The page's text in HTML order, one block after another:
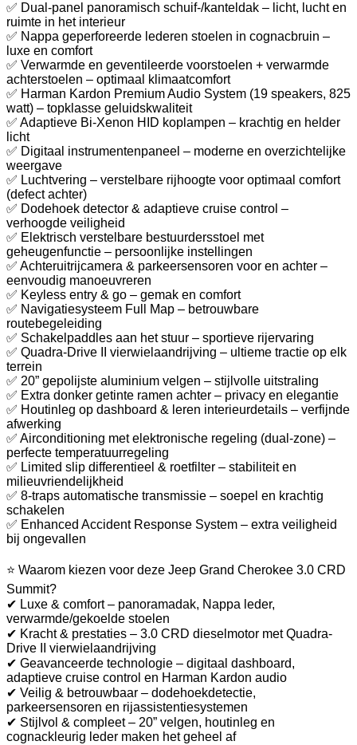
✅ Dual-panel panoramisch schuif-/kanteldak – licht, lucht en
ruimte in het interieur
✅ Nappa geperforeerde lederen stoelen in cognacbruin –
luxe en comfort
✅ Verwarmde en geventileerde voorstoelen + verwarmde
achterstoelen – optimaal klimaatcomfort
✅ Harman Kardon Premium Audio System (19 speakers, 825
watt) – topklasse geluidskwaliteit
✅ Adaptieve Bi-Xenon HID koplampen – krachtig en helder
licht
✅ Digitaal instrumentenpaneel – moderne en overzichtelijke
weergave
✅ Luchtvering – verstelbare rijhoogte voor optimaal comfort
(defect achter)
✅ Dodehoek detector & adaptieve cruise control –
verhoogde veiligheid
✅ Elektrisch verstelbare bestuurdersstoel met
geheugenfunctie – persoonlijke instellingen
✅ Achteruitrijcamera & parkeersensoren voor en achter –
eenvoudig manoeuvreren
✅ Keyless entry & go – gemak en comfort
✅ Navigatiesysteem Full Map – betrouwbare
routebegeleiding
✅ Schakelpaddles aan het stuur – sportieve rijervaring
✅ Quadra-Drive II vierwielaandrijving – ultieme tractie op elk
terrein
✅ 20” gepolijste aluminium velgen – stijlvolle uitstraling
✅ Extra donker getinte ramen achter – privacy en elegantie
✅ Houtinleg op dashboard & leren interieurdetails – verfijnde
afwerking
✅ Airconditioning met elektronische regeling (dual-zone) –
perfecte temperatuurregeling
✅ Limited slip differentieel & roetfilter – stabiliteit en
milieuvriendelijkheid
✅ 8-traps automatische transmissie – soepel en krachtig
schakelen
✅ Enhanced Accident Response System – extra veiligheid
bij ongevallen
⭐ Waarom kiezen voor deze Jeep Grand Cherokee 3.0 CRD
Summit?
✔ Luxe & comfort – panoramadak, Nappa leder,
verwarmde/gekoelde stoelen
✔ Kracht & prestaties – 3.0 CRD dieselmotor met Quadra-
Drive II vierwielaandrijving
✔ Geavanceerde technologie – digitaal dashboard,
adaptieve cruise control en Harman Kardon audio
✔ Veilig & betrouwbaar – dodehoekdetectie,
parkeersensoren en rijassistentiesystemen
✔ Stijlvol & compleet – 20” velgen, houtinleg en
cognackleurig leder maken het geheel af